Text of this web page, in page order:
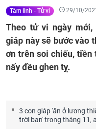
Tâm linh - Tử vi 29/10/
Theo tử vi ngày
giáp này sẽ bước vào
ơn trên soi chiếu,
nấy đều ghen tỵ.
3 con giáp 'ăn ở lương
trời ban' trong tháng 11,